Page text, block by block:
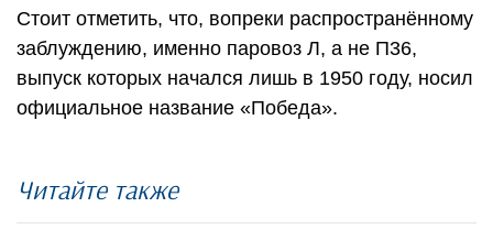
Стоит отметить, что, вопреки распространённому
заблуждению, именно паровоз Л, а не П36,
выпуск которых начался лишь в 1950 году, носил
официальное название «Победа».
Читайте также